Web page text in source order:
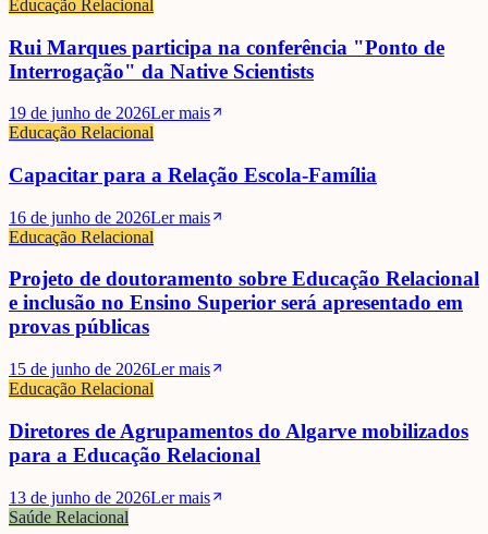
Educação Relacional
Rui Marques participa na conferência "Ponto de
Interrogação" da Native Scientists
19 de junho de 2026Ler mais
Educação Relacional
Capacitar para a Relação Escola-Família
16 de junho de 2026Ler mais
Educação Relacional
Projeto de doutoramento sobre Educação Relacional
e inclusão no Ensino Superior será apresentado em
provas públicas
15 de junho de 2026Ler mais
Educação Relacional
Diretores de Agrupamentos do Algarve mobilizados
para a Educação Relacional
13 de junho de 2026Ler mais
Saúde Relacional